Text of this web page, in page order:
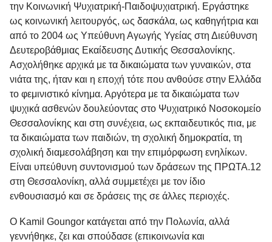
την Κοινωνική Ψυχιατρική-Παιδοψυχιατρική. Εργάστηκε
ως κοινωνική λειτουργός, ως δασκάλα, ως καθηγήτρια και
από το 2004 ως Υπεύθυνη Αγωγής Υγείας στη Διεύθυνση
Δευτεροβάθμιας Εκαίδευσης Δυτικής Θεσσαλονίκης.
Ασχολήθηκε αρχικά με τα δικαιώματα των γυναικών, στα
νιάτα της, ήταν και η εποχή τότε που ανθούσε στην Ελλάδα
το φεμινιστικό κίνημα. Αργότερα με τα δικαιώματα των
ψυχικά ασθενών δουλεύοντας στο Ψυχιατρικό Νοσοκομείο
Θεσσαλονίκης και στη συνέχεια, ως εκπαιδευτικός πια, με
τα δικαιώματα των παιδιών, τη σχολική δημοκρατία, τη
σχολική διαμεσολάβηση και την επιμόρφωση ενηλίκων.
Είναι υπεύθυνη συντονισμού των δράσεων της ΠΡΩΤΑ.12
στη Θεσσαλονίκη, αλλά συμμετέχει με τον ίδιο
ενθουσιασμό και σε δράσεις της σε άλλες περιοχές.
Ο Kamil Goungor κατάγεται από την Πολωνία, αλλά
γεννήθηκε, ζει και σπούδασε (επικοινωνία και